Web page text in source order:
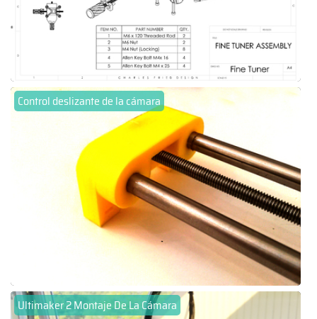
Control deslizante de la cámara
Ultimaker 2 Montaje De La Cámara